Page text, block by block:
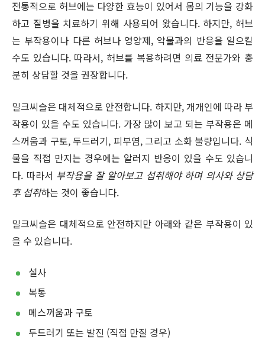
전통적으로 허브에는 다양한 효능이 있어서 몸의 기능을 강화
하고 질병을 치료하기 위해 사용되어 왔습니다. 하지만, 허브
는 부작용이나 다른 허브나 영양제, 약물과의 반응을 일으킬
수도 있습니다. 따라서, 허브를 복용하려면 의료 전문가와 충
분히 상담할 것을 권장합니다.
밀크씨슬은 대체적으로 안전합니다. 하지만, 개개인에 따라 부
작용이 있을 수도 있습니다. 가장 많이 보고 되는 부작용은 메
스꺼움과 구토, 두드러기, 피부염, 그리고 소화 불량입니다. 식
물을 직접 만지는 경우에는 알러지 반응이 있을 수도 있습니
다. 따라서 부작용을 잘 알아보고 섭취해야 하며 의사와 상담
후 섭취하는 것이 좋습니다.
밀크씨슬은 대체적으로 안전하지만 아래와 같은 부작용이 있
을 수 있습니다.
설사
복통
메스꺼움과 구토
두드러기 또는 발진 (직접 만질 경우)